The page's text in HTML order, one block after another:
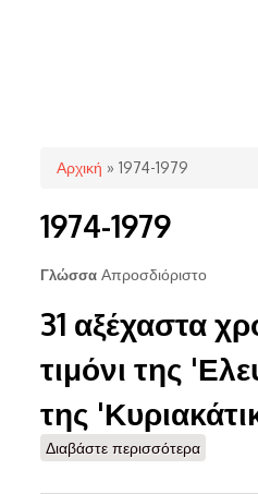
Είστε εδώ
Αρχική » 1974-1979
1974-1979
Γλώσσα Απροσδιόριστο
31 αξέχαστα
τιμόνι της
της
Διαβάστε περισσότερα